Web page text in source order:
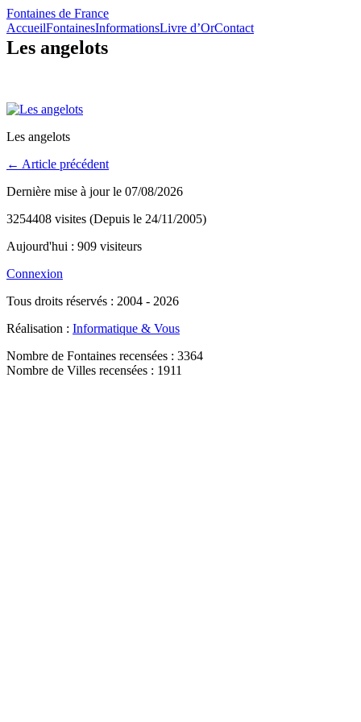
Fontaines de France
AccueilFontainesInformationsLivre d’OrContact
Les angelots
Les angelots
← Article précédent
Dernière mise à jour le 07/08/2026
3254408 visites (Depuis le 24/11/2005)
Aujourd'hui : 909 visiteurs
Connexion
Tous droits réservés : 2004 - 2026
Réalisation : Informatique & Vous
Nombre de Fontaines recensées : 3364
Nombre de Villes recensées : 1911